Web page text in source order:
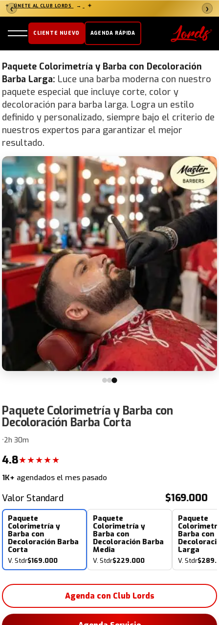
❮ ❯
✦ ÚNETE AL CLUB LORDS → ✦
CLIENTE NUEVO AGENDA RÁPIDA
Paquete Colorimetría y Barba con Decoloración
Barba Larga: Luce una barba moderna con nuestro
paquete especial que incluye corte, color y
decoloración para barba larga. Logra un estilo
definido y personalizado, siempre bajo el criterio de
nuestros expertos para garantizar el mejor
resultado.
Paquete Colorimetría y Barba con
Decoloración Barba Corta
•2h 30m
4.8★★★★★
1K+ agendados el mes pasado
Valor Standard $169.000
Paquete
Colorimetría y
Barba con
Decoloración Barba
Corta
V. Stdr$169.000
Paquete
Colorimetría y
Barba con
Decoloración Barba
Media
V. Stdr$229.000
Paquete
Barba con
Larga
V. Stdr
Agenda con Club Lords